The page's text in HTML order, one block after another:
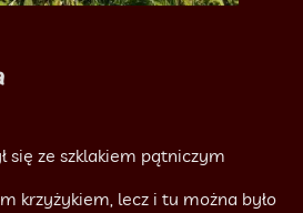
się ze szklakiem pątniczym
krzyżykiem, lecz i tu można było